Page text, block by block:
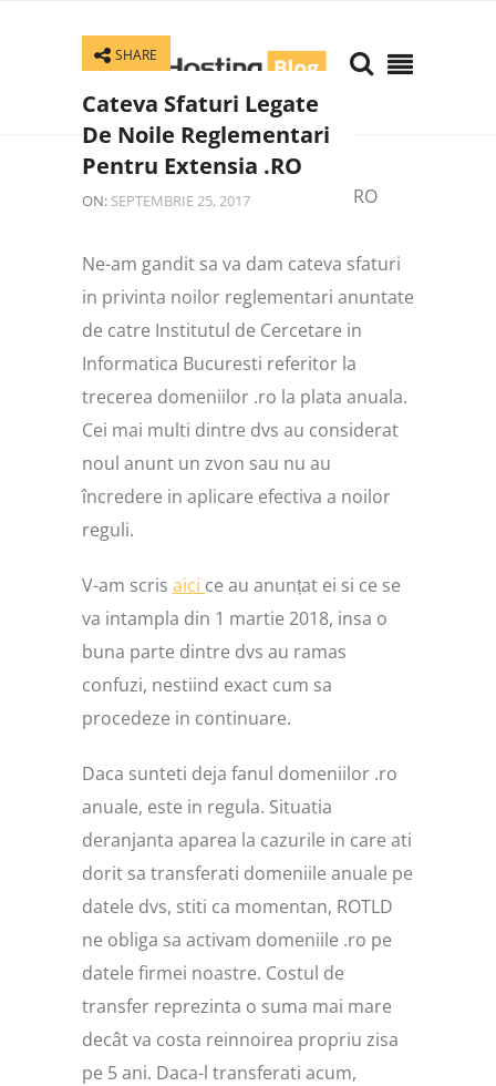
Cateva Sfaturi Legate
De Noile Reglementari
Pentru Extensia .RO
ON: SEPTEMBRIE 25, 2017
SHARE
Ne-am gandit sa va dam cateva sfaturi
in privinta noilor reglementari anuntate
de catre Institutul de Cercetare in
Informatica Bucuresti referitor la
trecerea domeniilor .ro la plata anuala.
Cei mai multi dintre dvs au considerat
noul anunt un zvon sau nu au
încredere in aplicare efectiva a noilor
reguli.
V-am scris aici ce au anunțat ei si ce se
va intampla din 1 martie 2018, insa o
buna parte dintre dvs au ramas
confuzi, nestiind exact cum sa
procedeze in continuare.
Daca sunteti deja fanul domeniilor .ro
anuale, este in regula. Situatia
deranjanta aparea la cazurile in care ati
dorit sa transferati domeniile anuale pe
datele dvs, stiti ca momentan, ROTLD
ne obliga sa activam domeniile .ro pe
datele firmei noastre. Costul de
transfer reprezinta o suma mai mare
decât va costa reinnoirea propriu zisa
pe 5 ani. Daca-l transferati acum,